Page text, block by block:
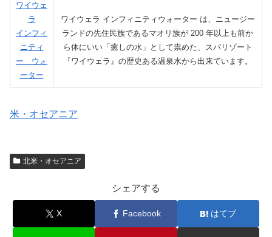
ワイウェ
ラ
インフィ
ニティ
ー ウォ
ーター
ワイウェラ インフィニティウォーター は、ニュージー
ランドの先住民族であるマオリ族が 200 年以上も前か
ら体にいい「癒しの水」として祟めた、スパリゾート
『ワイウェラ』の歴史ある温泉水から出来ています。
米・オセアニア
北米・オセアニア
シェアする
X Facebook はてブ